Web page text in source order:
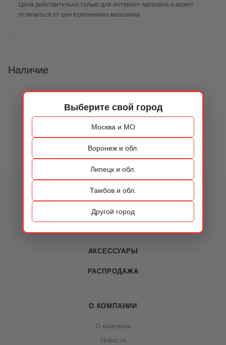
Выберите свой город
Москва и МО
Воронеж и обл.
Липецк и обл.
Тамбов и обл.
Другой город
Цена действительна только для интернет-магазина и может
отличаться от цен в розничных магазинах
Наличие
КАТАЛОГ
ОБУВЬ
СУМКИ
АКСЕССУАРЫ
РАСПРОДАЖА
О КОМПАНИИ
О компании
Новости